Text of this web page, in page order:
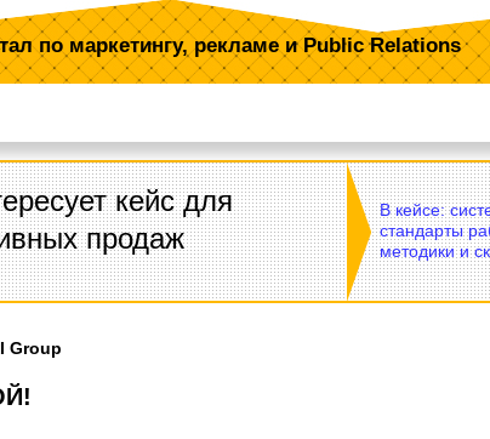
по маркетингу, рекламе и Public Relations
кейс для
продаж
В кейсе:
стандарты
методики и
Group